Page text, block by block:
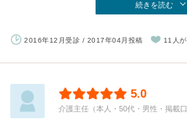
続きを読む
2016年12月受診 / 2017年04月投稿 11人
5.0
介護主任（本人・50代・男性・掲載口